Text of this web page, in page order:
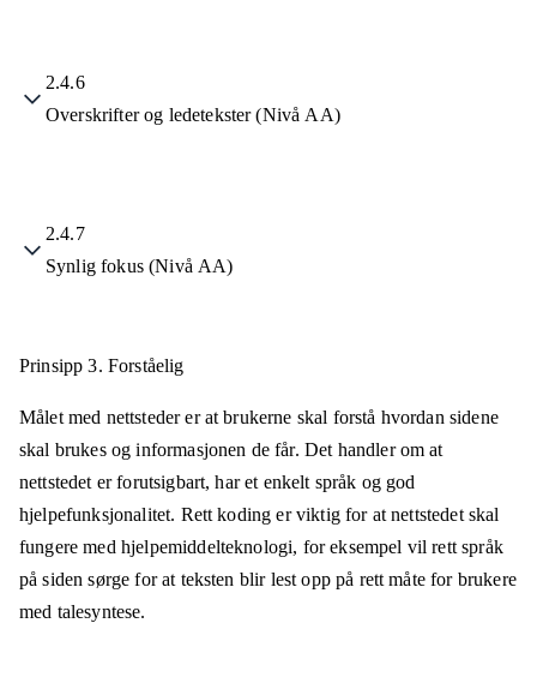
2.4.6
Overskrifter og ledetekster (Nivå AA)
2.4.7
Synlig fokus (Nivå AA)
Prinsipp 3. Forståelig
Målet med nettsteder er at brukerne skal forstå hvordan sidene
skal brukes og informasjonen de får. Det handler om at
nettstedet er forutsigbart, har et enkelt språk og god
hjelpefunksjonalitet. Rett koding er viktig for at nettstedet skal
fungere med hjelpemiddelteknologi, for eksempel vil rett språk
på siden sørge for at teksten blir lest opp på rett måte for brukere
med talesyntese.